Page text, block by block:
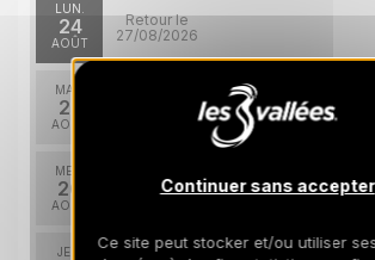
LUN.
24
AOÛT
Retour le
27/08/2026
MAR.
25
AOÛT
28/08/2026
MER.
26
AOÛT
Retour le
29/08/2026
JEU.
Continuer sans accepter
Ce site peut stocker et/ou utiliser